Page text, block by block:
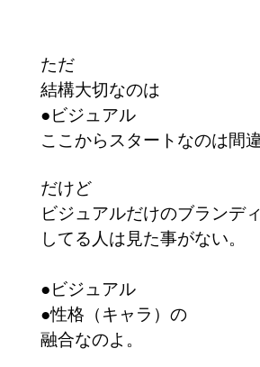
ただ
結構大切なのは
●ビジュアル
ここからスタートなのは間
だけど
ビジュアルだけのブランデ
してる人は見た事がない。
●ビジュアル
●性格（キャラ）の
融合なのよ。